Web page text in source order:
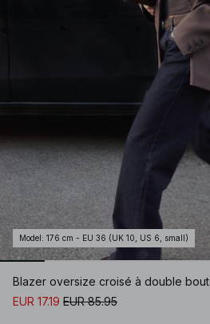
Model : 176 cm - EU 36 (UK 10, US 6, small)
Blazer oversize croisé à double
EUR 17.19 EUR 85.95